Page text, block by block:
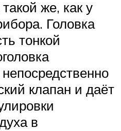
же, как у
Головка
тонкой
клапан и даёт
в